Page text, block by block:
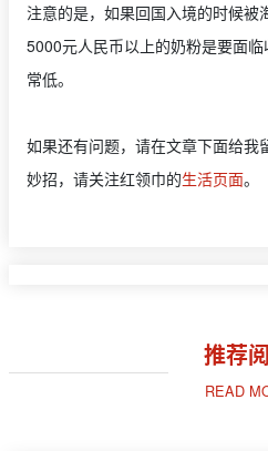
注意的是，如果回国入境的时候被
5000元人民币以上的奶粉是要面
常低。
如果还有问题，请在文章下面给我
妙招，请关注红领巾的生活页面。
推荐
READ